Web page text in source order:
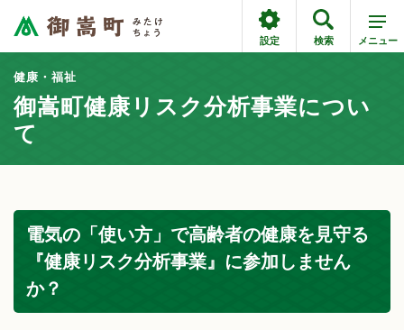
設定 検索 メニュー
健康・福祉
御嵩町健康リスク分析事業につい
て
電気の「使い方」で高齢者の健康を見守る
『健康リスク分析事業』に参加しません
か？